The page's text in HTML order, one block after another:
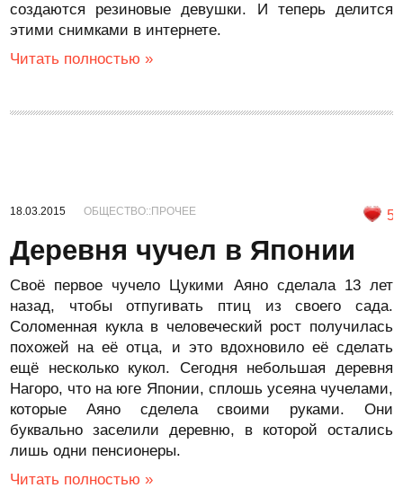
создаются резиновые девушки. И теперь делится
этими снимками в интернете.
Читать полностью »
18.03.2015 ОБЩЕСТВО::ПРОЧЕЕ 5
Деревня чучел в Японии
Своё первое чучело Цукими Аяно сделала 13 лет
назад, чтобы отпугивать птиц из своего сада.
Соломенная кукла в человеческий рост получилась
похожей на её отца, и это вдохновило её сделать
ещё несколько кукол. Сегодня небольшая деревня
Нагоро, что на юге Японии, сплошь усеяна чучелами,
которые Аяно сделела своими руками. Они
буквально заселили деревню, в которой остались
лишь одни пенсионеры.
Читать полностью »